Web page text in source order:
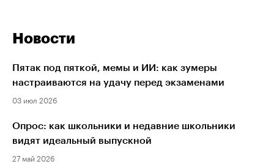
Новости
Пятак под пяткой, мемы и ИИ: как зумеры
настраиваются на удачу перед экзаменами
03 июл 2026
Опрос: как школьники и недавние школьники
видят идеальный выпускной
27 май 2026